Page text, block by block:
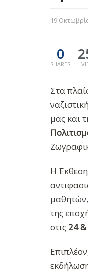
19
0
SHARES
Στα
μας και
Η Έκθεση
της
στις 24